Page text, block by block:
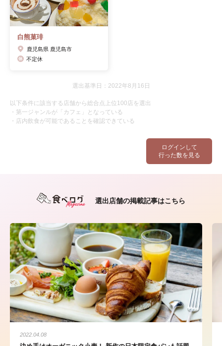
ログインして
行った数を見る
白熊菓琲
鹿児島県 鹿児島市
不定休
選出基準日：2022年8月16日
以下条件に該当する店舗から総合点上位100店を選出
・第一ジャンルが「カフェ」となっている
・店内飲食が可能であることを確認できている
選出店舗の掲載記事はこちら
2022.04.08